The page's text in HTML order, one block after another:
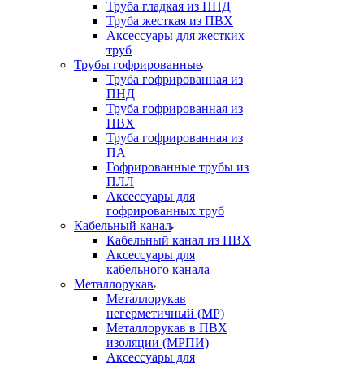
Труба гладкая из ПНД
Труба жесткая из ПВХ
Аксессуары для жестких
труб
Трубы гофрированные
Труба гофрированная из
ПНД
Труба гофрированная из
ПВХ
Труба гофрированная из
ПА
Гофрированные трубы из
ПЛЛ
Аксессуары для
гофрированных труб
Кабельный канал
Кабельный канал из ПВХ
Аксессуары для
кабельного канала
Металлорукав
Металлорукав
негерметичный (МР)
Металлорукав в ПВХ
изоляции (МРПИ)
Аксессуары для